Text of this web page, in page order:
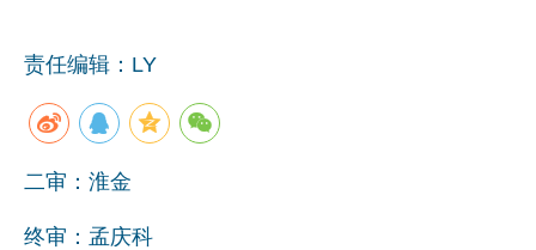
责任编辑：LY
二审：淮金
终审：孟庆科